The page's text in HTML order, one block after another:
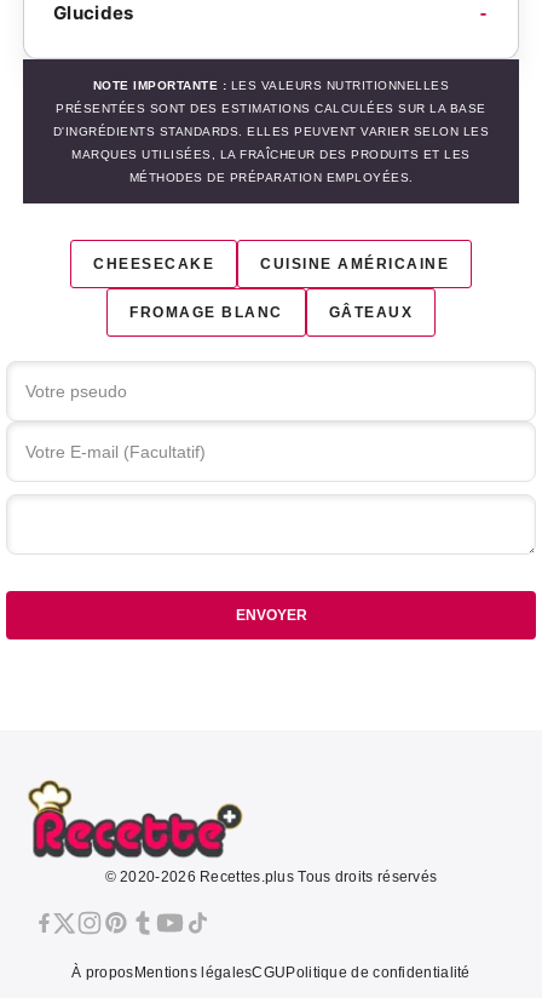
Glucides -
NOTE IMPORTANTE : LES VALEURS NUTRITIONNELLES
PRÉSENTÉES SONT DES ESTIMATIONS CALCULÉES SUR LA BASE
D'INGRÉDIENTS STANDARDS. ELLES PEUVENT VARIER SELON LES
MARQUES UTILISÉES, LA FRAÎCHEUR DES PRODUITS ET LES
MÉTHODES DE PRÉPARATION EMPLOYÉES.
CHEESECAKE CUISINE AMÉRICAINE
FROMAGE BLANC GÂTEAUX
Votre commentaire
ENVOYER
© 2020-2026 Recettes.plus Tous droits réservés
À propos Mentions légalesCGU Politique de confidentialité